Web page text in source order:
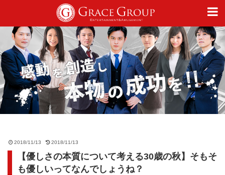
2018/11/13 2018/11/13
【優しさの本質について考える30歳の秋】そもそ
も優しいってなんでしょうね？
仕事
趣味
ライフスタイル